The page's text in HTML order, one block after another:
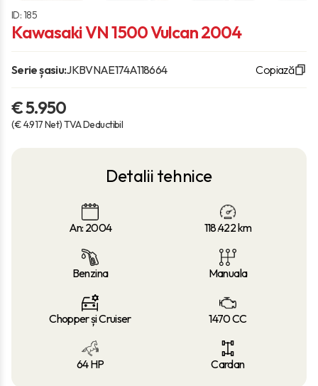
ID: 185
Kawasaki VN 1500 Vulcan 2004
Serie șasiu:JKBVNAE174A118664 Copiază
€ 5.950
(€ 4.917 Net) TVA Deductibil
Detalii tehnice
An: 2004 118.422km
Benzina Manuala
Chopper și Cruiser 1470 CC
64 HP Cardan